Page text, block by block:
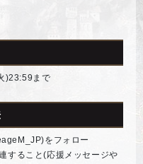
)23:59まで
をフォロー
すること(応援メッセージや